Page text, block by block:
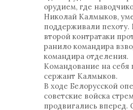
орудием, где
Николай Калмыков,
поддерживали пехоту.
второй контратаки
ранило командира
командира отделения.
Командование на себя
сержант Калмыков.
В ходе Белорусской
советские войска
продвигались вперед.